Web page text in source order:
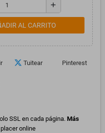
add
AL CARRITO
Tuitear Pinterest
SSL en cada página. Más
online